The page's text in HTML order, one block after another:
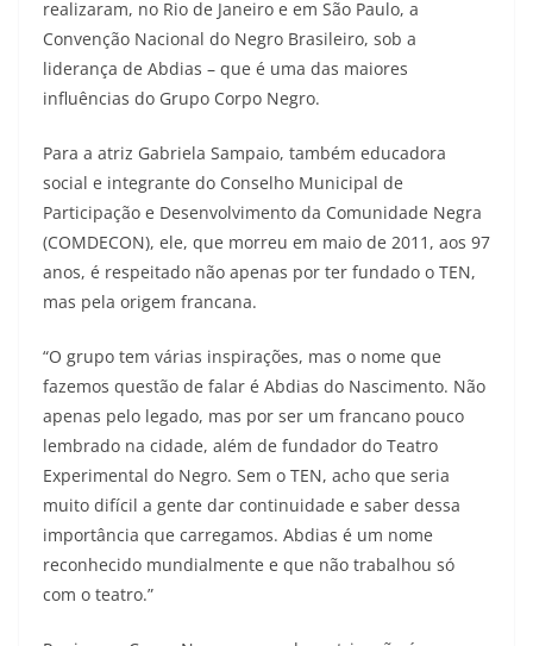
realizaram, no Rio de Janeiro e em São Paulo, a
Convenção Nacional do Negro Brasileiro, sob a
liderança de Abdias – que é uma das maiores
influências do Grupo Corpo Negro.
Para a atriz Gabriela Sampaio, também educadora
social e integrante do Conselho Municipal de
Participação e Desenvolvimento da Comunidade Negra
(COMDECON), ele, que morreu em maio de 2011, aos 97
anos, é respeitado não apenas por ter fundado o TEN,
mas pela origem francana.
“O grupo tem várias inspirações, mas o nome que
fazemos questão de falar é Abdias do Nascimento. Não
apenas pelo legado, mas por ser um francano pouco
lembrado na cidade, além de fundador do Teatro
Experimental do Negro. Sem o TEN, acho que seria
muito difícil a gente dar continuidade e saber dessa
importância que carregamos. Abdias é um nome
reconhecido mundialmente e que não trabalhou só
com o teatro.”